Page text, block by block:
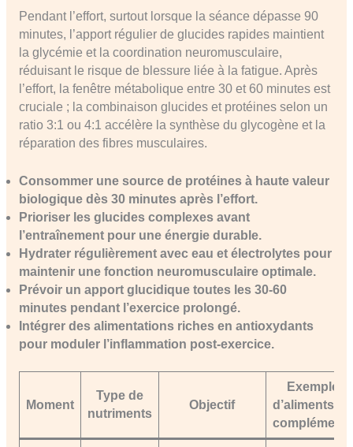
Pendant l’effort, surtout lorsque la séance dépasse 90
minutes, l’apport régulier de glucides rapides maintient
la glycémie et la coordination neuromusculaire,
réduisant le risque de blessure liée à la fatigue. Après
l’effort, la fenêtre métabolique entre 30 et 60 minutes est
cruciale ; la combinaison glucides et protéines selon un
ratio 3:1 ou 4:1 accélère la synthèse du glycogène et la
réparation des fibres musculaires.
Consommer une source de protéines à haute valeur
biologique dès 30 minutes après l’effort.
Prioriser les glucides complexes avant
l’entraînement pour une énergie durable.
Hydrater régulièrement avec eau et électrolytes pour
maintenir une fonction neuromusculaire optimale.
Prévoir un apport glucidique toutes les 30-60
minutes pendant l’exercice prolongé.
Intégrer des alimentations riches en antioxydants
pour moduler l’inflammation post-exercice.
Moment
Type de
nutriments
Objectif
Exemple
d’aliments ou
compléments